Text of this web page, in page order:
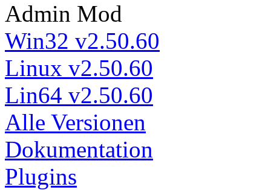
Admin Mod
Win32 v2.50.60
Linux v2.50.60
Lin64 v2.50.60
Alle Versionen
Dokumentation
Plugins